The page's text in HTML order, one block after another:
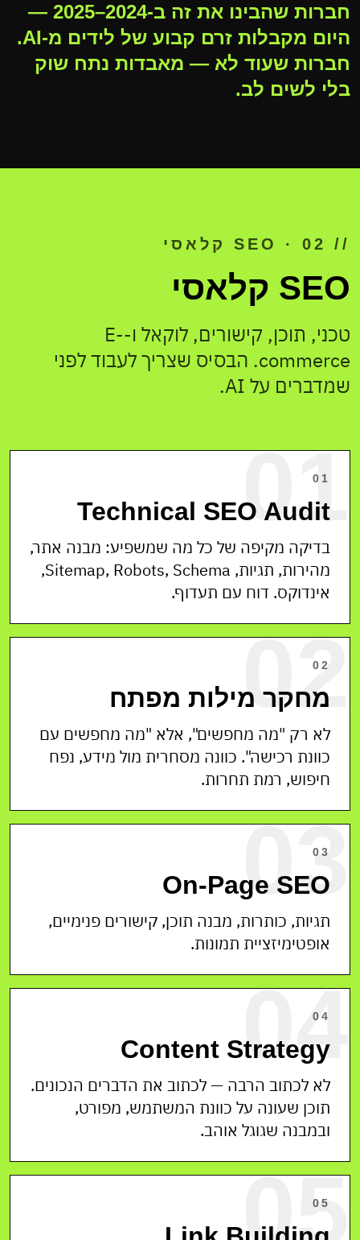
חברות שהבינו את זה ב-2024–2025 —
היום מקבלות זרם קבוע של לידים מ-AI.
חברות שעוד לא — מאבדות נתח שוק
בלי לשים לב.
// 02 · SEO קלאסי
SEO קלאסי
טכני, תוכן, קישורים, לוקאל ו-E-
commerce. הבסיס שצריך לעבוד לפני
שמדברים על AI.
01
01
Technical SEO Audit
בדיקה מקיפה של כל מה שמשפיע: מבנה אתר,
מהירות, תגיות, Sitemap, Robots, Schema,
אינדוקס. דוח עם תעדוף.
02
02
מחקר מילות מפתח
לא רק "מה מחפשים", אלא "מה מחפשים עם
כוונת רכישה". כוונה מסחרית מול מידע, נפח
חיפוש, רמת תחרות.
03
03
On-Page SEO
תגיות, כותרות, מבנה תוכן, קישורים פנימיים,
אופטימיזציית תמונות.
04
04
Content Strategy
לא לכתוב הרבה — לכתוב את הדברים הנכונים.
תוכן שעונה על כוונת המשתמש, מפורט,
ובמבנה שגוגל אוהב.
05
05